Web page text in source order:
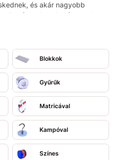
és akár nagyobb
a tárgyakat. A mágnesek
Blokkok
Gyűrűk
Matricával
Kampóval
Színes